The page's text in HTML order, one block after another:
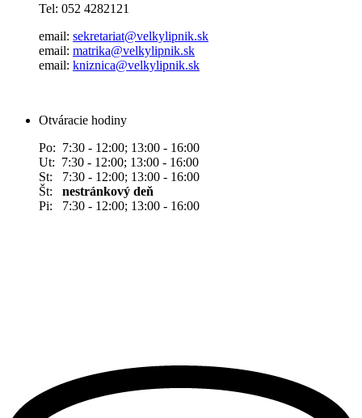
Tel: 052 4282121
email: sekretariat@velkylipnik.sk
email: matrika@velkylipnik.sk
email: kniznica@velkylipnik.sk
Otváracie hodiny
Po: 7:30 - 12:00; 13:00 - 16:00
Ut: 7:30 - 12:00; 13:00 - 16:00
St: 7:30 - 12:00; 13:00 - 16:00
Št: nestránkový deň
Pi: 7:30 - 12:00; 13:00 - 16:00